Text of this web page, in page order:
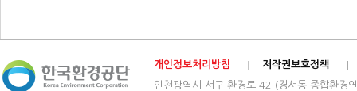
개인정보처리방침
저작권보호정책
인천광역시 서구 환경로 42 (경서동 종합